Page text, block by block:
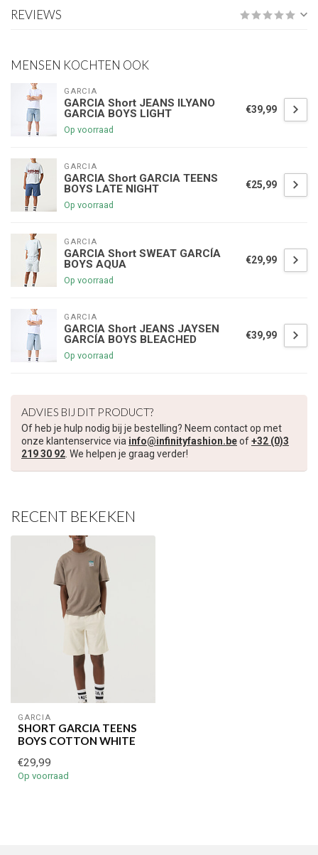
REVIEWS
MENSEN KOCHTEN OOK
GARCIA
GARCIA Short JEANS ILYANO
GARCIA BOYS LIGHT
Op voorraad
€39,99
GARCIA
GARCIA Short GARCIA TEENS
BOYS LATE NIGHT
Op voorraad
€25,99
GARCIA
GARCIA Short SWEAT GARCÍA
BOYS AQUA
Op voorraad
€29,99
GARCIA
GARCIA Short JEANS JAYSEN
GARCÍA BOYS BLEACHED
Op voorraad
€39,99
ADVIES BIJ DIT PRODUCT?
Of heb je hulp nodig bij je bestelling? Neem contact op met
onze klantenservice via info@infinityfashion.beof+32 (0)3
219 30 92. We helpen je graag verder!
RECENT BEKEKEN
GARCIA
SHORT GARCIA TEENS
BOYS COTTON WHITE
€29,99
Op voorraad